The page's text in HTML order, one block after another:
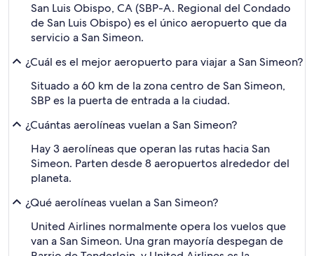
San Luis Obispo, CA (SBP-A. Regional del Condado
de San Luis Obispo) es el único aeropuerto que da
servicio a San Simeon.
¿Cuál es el mejor aeropuerto para viajar a San Simeon?
Situado a 60 km de la zona centro de San Simeon,
SBP es la puerta de entrada a la ciudad.
¿Cuántas aerolíneas vuelan a San Simeon?
Hay 3 aerolíneas que operan las rutas hacia San
Simeon. Parten desde 8 aeropuertos alrededor del
planeta.
¿Qué aerolíneas vuelan a San Simeon?
United Airlines normalmente opera los vuelos que
van a San Simeon. Una gran mayoría despegan de